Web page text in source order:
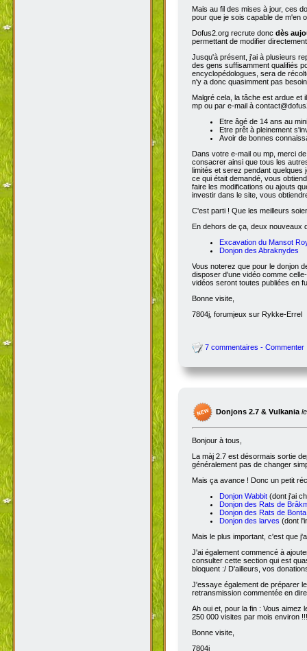
Mais au fil des mises à jour, ces
pour que je sois capable de m'en
Dofus2.org recrute donc dès
permettant de modifier
Jusqu'à présent, j'ai à plusieurs
des gens suffisamment qualifiés
encyclopédologues, sera de
n'y a donc quasimment pas
Malgré cela, la tâche est ardue
mp ou par e-mail à
Etre âgé de 14 ans au
Etre prêt à pleinement
Avoir de bonnes
Dans votre e-mail ou mp, merci
consacrer ainsi que tous les
limités et serez pendant
ce qui était demandé, vous
faire les modifications ou ajouts
investir dans le site, vous
C'est parti ! Que les meilleurs
En dehors de ça, deux nouveaux
Excavation du Mansot
Donjon des Abraknydes
Vous noterez que pour le donjon
disposer d'une vidéo comme
vidéos seront toutes publiées en
Bonne visite,
7804j, forumjeux sur Rykke-Errel
7 commentaires - Commenter
Donjons 2.7 & Vulkania
Bonjour à tous,
La màj 2.7 est désormais sortie
généralement pas de changer
Mais ça avance ! Donc un petit
Donjon Wabbit (dont j'ai
Donjon des Rats de
Donjon des Rats de Bonta
Donjon des larves (dont
Mais le plus important, c'est que
J'ai également commencé à
consulter cette section qui est
bloquent :/ D'ailleurs, vos
J'essaye également de préparer
retransmission commentée en
Ah oui et, pour la fin : Vous
250 000 visites par mois environ !!!
Bonne visite,
7804j